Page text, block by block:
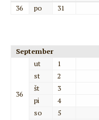
36
po 31
September
36
ut
1
st
2
št
3
pi
4
so
5